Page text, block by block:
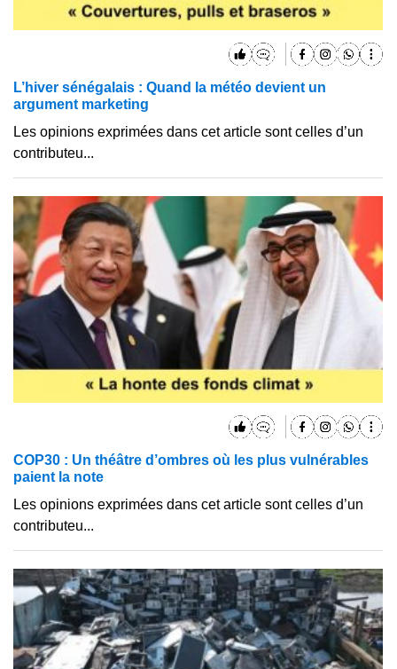
L’hiver sénégalais : Quand la météo devient un
argument marketing
Les opinions exprimées dans cet article sont celles d’un
contributeu...
COP30 : Un théâtre d’ombres où les plus vulnérables
paient la note
Les opinions exprimées dans cet article sont celles d’un
contributeu...